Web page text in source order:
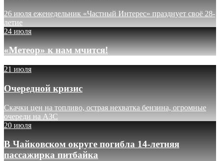
26 июля еженедельник «Частный Интерес» празднует своё 28-
летие
24 июля
«Метеор» к нам мчится!
21 июля
Очередной кризис
Скачки цен на топливо, острая нехватка бензина, огромные
очереди на АЗС
20 июля
В Чайковском округе погибла 14-летняя
пассажирка питбайка